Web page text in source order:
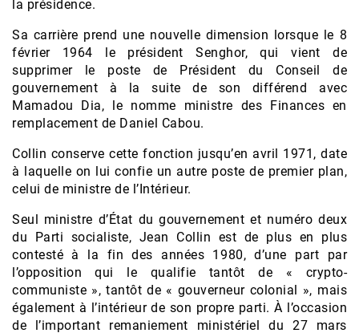
la présidence.
Sa carrière prend une nouvelle dimension lorsque le 8
février 1964 le président Senghor, qui vient de
supprimer le poste de Président du Conseil de
gouvernement à la suite de son différend avec
Mamadou Dia, le nomme ministre des Finances en
remplacement de Daniel Cabou.
Collin conserve cette fonction jusqu’en avril 1971, date
à laquelle on lui confie un autre poste de premier plan,
celui de ministre de l’Intérieur.
Seul ministre d’État du gouvernement et numéro deux
du Parti socialiste, Jean Collin est de plus en plus
contesté à la fin des années 1980, d’une part par
l’opposition qui le qualifie tantôt de « crypto-
communiste », tantôt de « gouverneur colonial », mais
également à l’intérieur de son propre parti. À l’occasion
de l’important remaniement ministériel du 27 mars